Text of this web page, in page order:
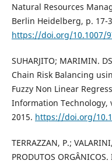
Natural Resources
Berlin Heidelberg, p. 17-
https://doi.org/10.1007/
SUHARJITO; MARIMIN.
Chain Risk Balancing
Fuzzy Non Linear
Information Technology,
2015. https://doi.org/
TERRAZZAN, P.;
PRODUTOS